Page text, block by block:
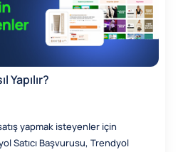
Yapılır?
yapmak isteyenler için
Satıcı Başvurusu, Trendyol